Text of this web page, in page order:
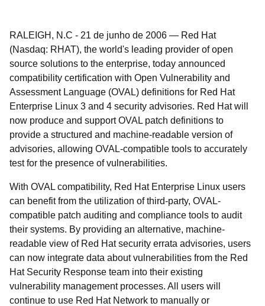
RALEIGH, N.C - 21 de junho de 2006 — Red Hat
(Nasdaq: RHAT), the world's leading provider of open
source solutions to the enterprise, today announced
compatibility certification with Open Vulnerability and
Assessment Language (OVAL) definitions for Red Hat
Enterprise Linux 3 and 4 security advisories. Red Hat will
now produce and support OVAL patch definitions to
provide a structured and machine-readable version of
advisories, allowing OVAL-compatible tools to accurately
test for the presence of vulnerabilities.
With OVAL compatibility, Red Hat Enterprise Linux users
can benefit from the utilization of third-party, OVAL-
compatible patch auditing and compliance tools to audit
their systems. By providing an alternative, machine-
readable view of Red Hat security errata advisories, users
can now integrate data about vulnerabilities from the Red
Hat Security Response team into their existing
vulnerability management processes. All users will
continue to use Red Hat Network to manually or